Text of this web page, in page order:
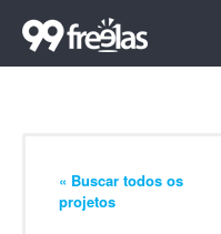
« Buscar todos os
projetos